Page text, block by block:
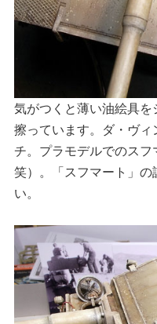
気がつくと薄い油絵具
擦っています。ダ・ヴ
チ。プラモデルでのス
笑）。「スフマート」の
い。